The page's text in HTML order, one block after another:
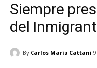
Siempre
del
By Carlos María Cattani